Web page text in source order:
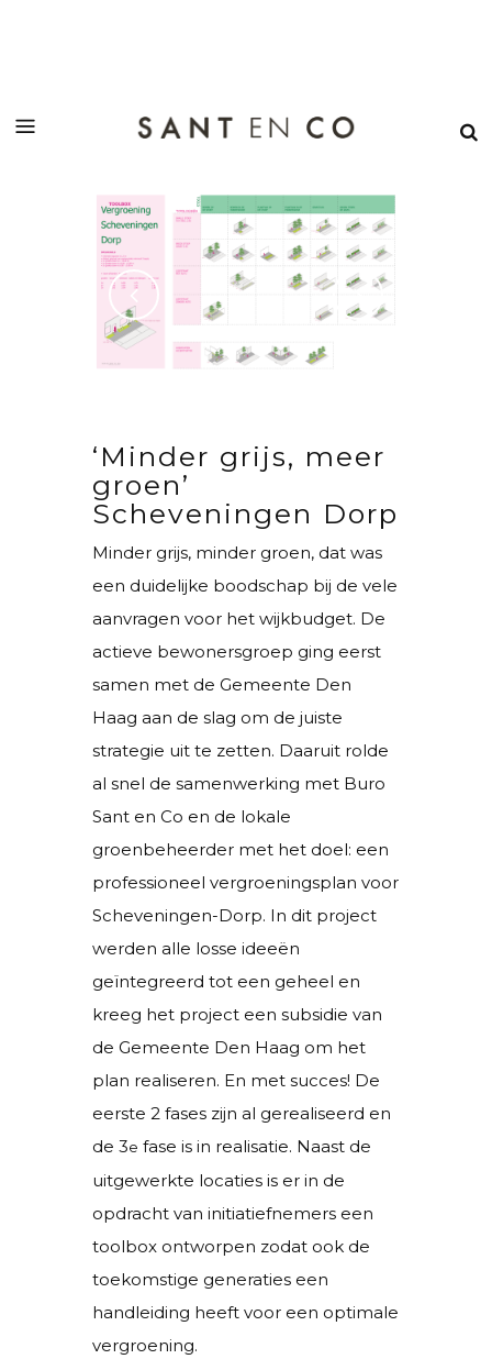
‘Minder grijs, meer
groen’
Scheveningen Dorp
Minder grijs, minder groen, dat was
een duidelijke boodschap bij de vele
aanvragen voor het wijkbudget. De
actieve bewonersgroep ging eerst
samen met de Gemeente Den
Haag aan de slag om de juiste
strategie uit te zetten. Daaruit rolde
al snel de samenwerking met Buro
Sant en Co en de lokale
groenbeheerder met het doel: een
professioneel vergroeningsplan voor
Scheveningen-Dorp. In dit project
werden alle losse ideeën
geïntegreerd tot een geheel en
kreeg het project een subsidie van
de Gemeente Den Haag om het
plan realiseren. En met succes! De
eerste 2 fases zijn al gerealiseerd en
de 3e fase is in realisatie. Naast de
uitgewerkte locaties is er in de
opdracht van initiatiefnemers een
toolbox ontworpen zodat ook de
toekomstige generaties een
handleiding heeft voor een optimale
vergroening.